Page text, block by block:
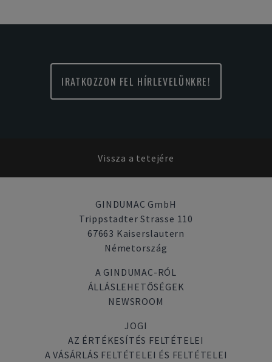
IRATKOZZON FEL HÍRLEVELÜNKRE!
Vissza a tetejére
GINDUMAC GmbH
Trippstadter Strasse 110
67663 Kaiserslautern
Németország
A GINDUMAC-RÓL
ÁLLÁSLEHETŐSÉGEK
NEWSROOM
JOGI
AZ ÉRTÉKESÍTÉS FELTÉTELEI
A VÁSÁRLÁS FELTÉTELEI ÉS FELTÉTELEI